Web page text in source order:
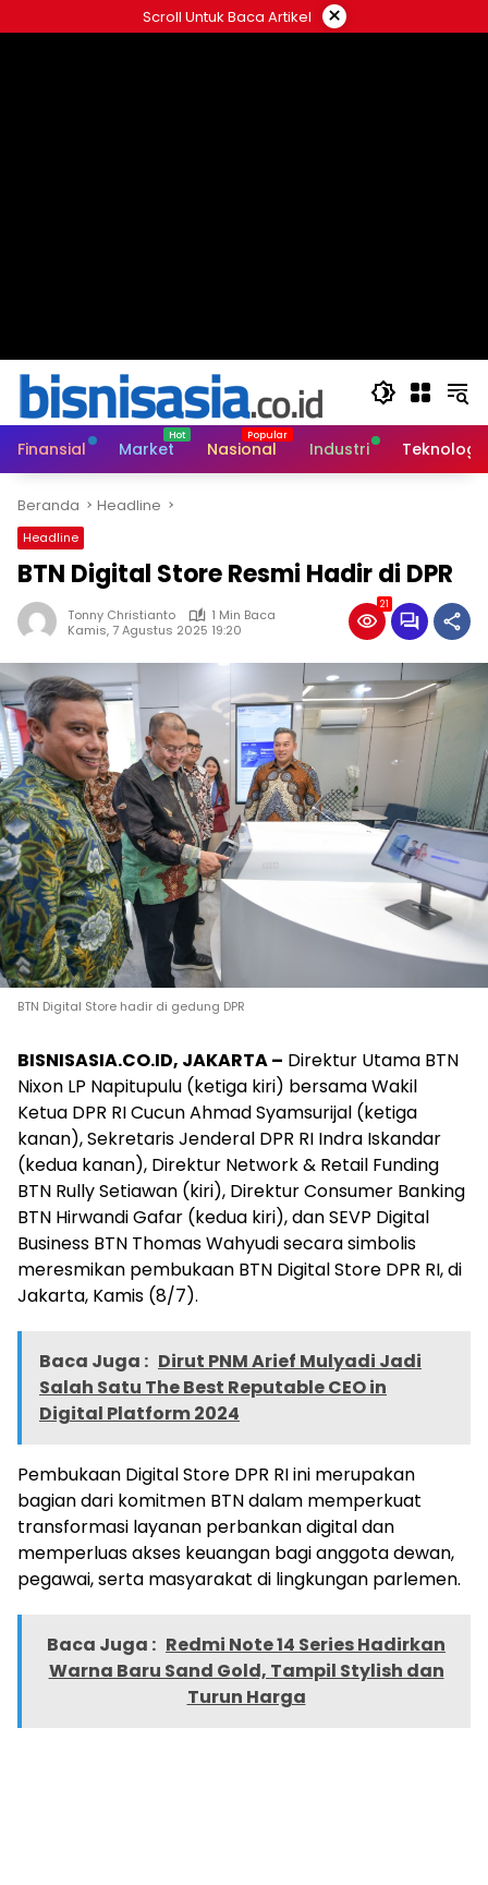
ke
Scroll Untuk Baca Artikel ×
Finansial Market Nasional Industri Teknologi
Beranda Headline
Headline
BTN Digital Store Resmi Hadir di DPR
Tonny Christianto
1 Min Baca
Kamis, 7 Agustus 2025 19:20
21
BTN Digital Store hadir di gedung DPR
BISNISASIA.CO.ID, JAKARTA – Direktur Utama BTN
Nixon LP Napitupulu (ketiga kiri) bersama Wakil
Ketua DPR RI Cucun Ahmad Syamsurijal (ketiga
kanan), Sekretaris Jenderal DPR RI Indra Iskandar
(kedua kanan), Direktur Network & Retail Funding
BTN Rully Setiawan (kiri), Direktur Consumer Banking
BTN Hirwandi Gafar (kedua kiri), dan SEVP Digital
Business BTN Thomas Wahyudi secara simbolis
meresmikan pembukaan BTN Digital Store DPR RI, di
Jakarta, Kamis (8/7).
Baca Juga : Dirut PNM Arief Mulyadi Jadi
Salah Satu The Best Reputable CEO in
Digital Platform 2024
Pembukaan Digital Store DPR RI ini merupakan
bagian dari komitmen BTN dalam memperkuat
transformasi layanan perbankan digital dan
memperluas akses keuangan bagi anggota dewan,
pegawai, serta masyarakat di lingkungan parlemen.
Baca Juga : Redmi Note 14 Series Hadirkan
Warna Baru Sand Gold, Tampil Stylish dan
Turun Harga